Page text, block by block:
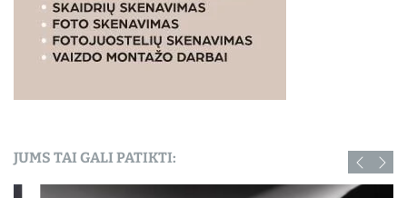
JUMS TAI GALI PATIKTI: